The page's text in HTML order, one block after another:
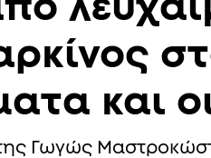
και
Γωγώς